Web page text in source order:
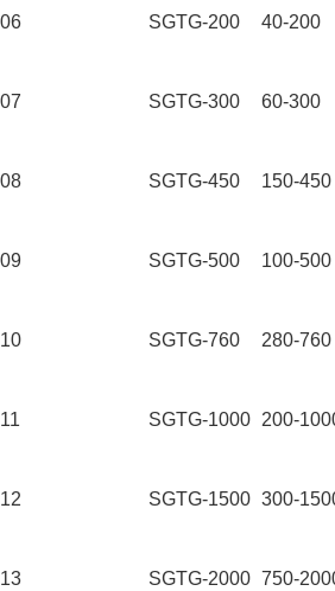
06 SGTG-200 40-200
07 SGTG-300 60-300
08 SGTG-450 150-450
09 SGTG-500 100-500
10 SGTG-760 280-760
11 SGTG-1000 200-
12 SGTG-1500 300-
13 SGTG-2000 750-